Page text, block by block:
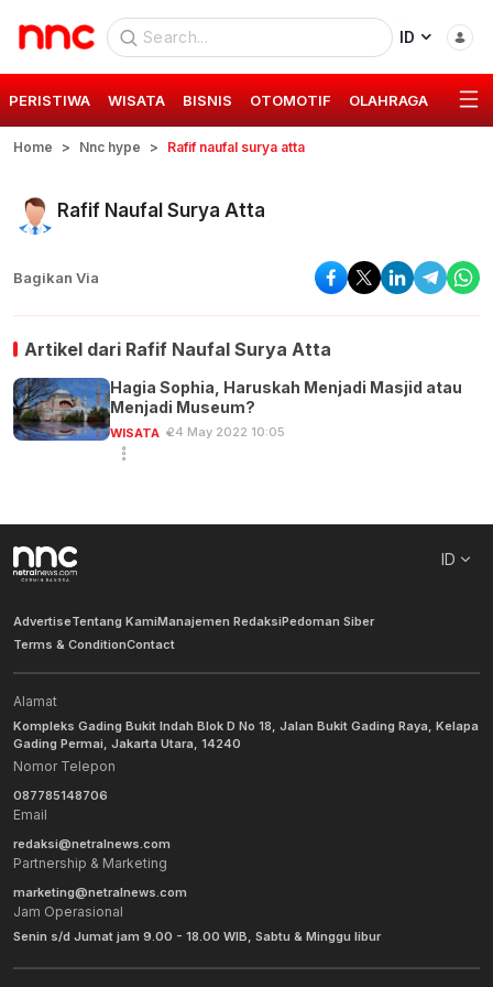
ID
PERISTIWA WISATA BISNIS OTOMOTIF OLAHRAGA GAYA
Home Nnc hype Rafif naufal surya atta
Rafif Naufal Surya Atta
Bagikan Via
Artikel dari Rafif Naufal Surya Atta
Hagia Sophia, Haruskah Menjadi Masjid atau
Menjadi Museum?
WISATA 24 May 2022 10:05
ID
AdvertiseTentang KamiManajemen RedaksiPedoman Siber
Terms & ConditionContact
Alamat
Kompleks Gading Bukit Indah Blok D No 18, Jalan Bukit Gading Raya, Kelapa
Gading Permai, Jakarta Utara, 14240
Nomor Telepon
087785148706
Email
redaksi@netralnews.com
Partnership & Marketing
marketing@netralnews.com
Jam Operasional
Senin s/d Jumat jam 9.00 - 18.00 WIB, Sabtu & Minggu libur